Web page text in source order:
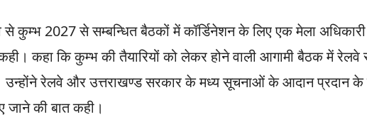
कुम्भ 2027 से सम्बन्धित बैठकों में कॉर्डिनेशन के लिए एक मेला अधिकारी
कहा कि कुम्भ की तैयारियों को लेकर होने वाली आगामी बैठक में रेलवे
उन्होंने रेलवे और उत्तराखण्ड सरकार के मध्य सूचनाओं के आदान प्रदान के
जाने की बात कही।